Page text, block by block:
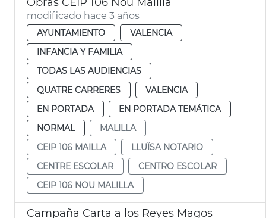
modificado hace 3 años
AYUNTAMIENTO
VALENCIA
INFANCIA Y FAMILIA
TODAS LAS AUDIENCIAS
QUATRE CARRERES
VALENCIA
EN PORTADA
EN PORTADA TEMÁTICA
NORMAL
MALILLA
CEIP 106 MAILLA
LLUÏSA NOTARIO
CENTRE ESCOLAR
CENTRO ESCOLAR
CEIP 106 NOU MALILLA
Campaña Carta a los Reyes Magos